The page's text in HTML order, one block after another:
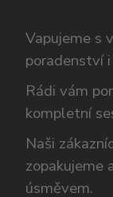
Vapujeme s
poradenství
Rádi vám
kompletní
Naši
zopakujeme
úsměvem.